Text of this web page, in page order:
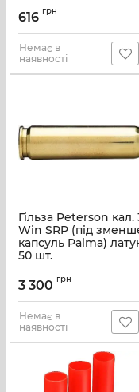
616 грн
Немає в
наявності
Гільза Peterson кал.
Win SRP (під
капсуль Palma)
50 шт.
3 300 грн
Немає в
наявності